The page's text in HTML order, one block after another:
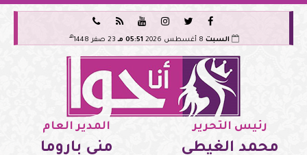






السبت 05:51 مـ 23 صفر 1448 هـ
رئيس التحرير
محمد الغيطي
المدير العام
منى باروما